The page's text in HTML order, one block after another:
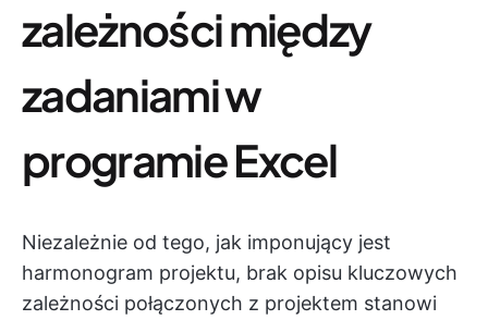
zależności między
zadaniami w
programie Excel
Niezależnie od tego, jak imponujący jest
harmonogram projektu, brak opisu kluczowych
zależności połączonych z projektem stanowi